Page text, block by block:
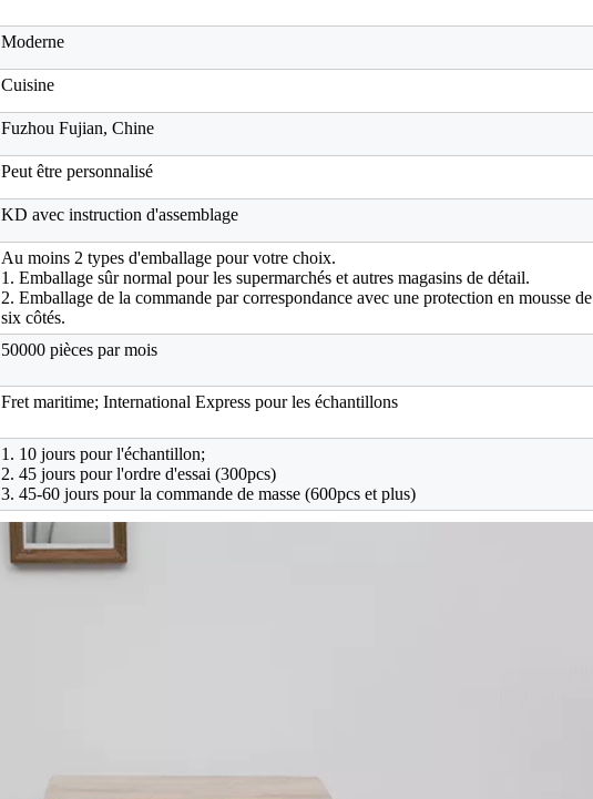
Moderne
Cuisine
Fuzhou Fujian, Chine
Peut être personnalisé
KD avec instruction d'assemblage
Au moins 2 types d'emballage pour votre choix.
1. Emballage sûr normal pour les supermarchés et autres magasins de détail.
2. Emballage de la commande par correspondance avec une protection en mousse de
six côtés.
50000 pièces par mois
Fret maritime; International Express pour les échantillons
1. 10 jours pour l'échantillon;
2. 45 jours pour l'ordre d'essai (300pcs)
3. 45-60 jours pour la commande de masse (600pcs et plus)